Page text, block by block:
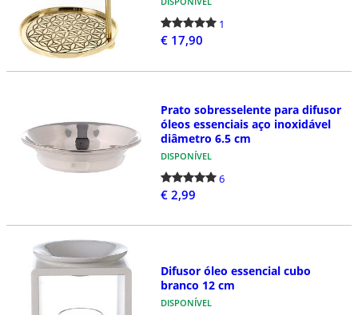
1
€ 17,90
Prato sobresselente para difusor
óleos essenciais aço inoxidável
diâmetro 6.5 cm
DISPONÍVEL
6
€ 2,99
Difusor óleo essencial cubo
branco 12 cm
DISPONÍVEL